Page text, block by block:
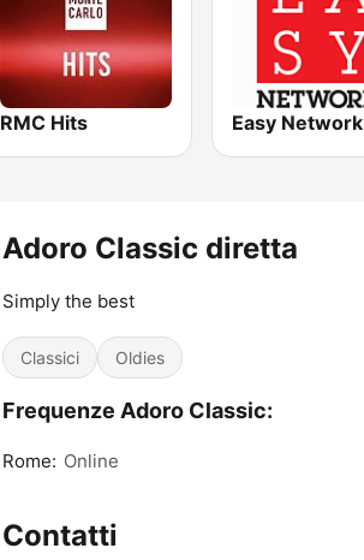
RMC Hits Easy Network
Adoro Classic diretta
Simply the best
Classici Oldies
Frequenze Adoro Classic:
Rome: Online
Contatti